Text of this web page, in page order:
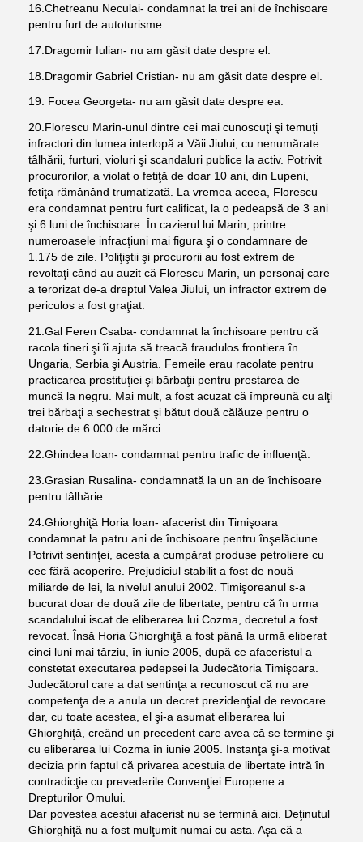
16.Chetreanu Neculai- condamnat la trei ani de închisoare
pentru furt de autoturisme.
17.Dragomir Iulian- nu am găsit date despre el.
18.Dragomir Gabriel Cristian- nu am găsit date despre el.
19. Focea Georgeta- nu am găsit date despre ea.
20.Florescu Marin-unul dintre cei mai cunoscuţi şi temuţi
infractori din lumea interlopă a Văii Jiului, cu nenumărate
tâlhării, furturi, violuri şi scandaluri publice la activ. Potrivit
procurorilor, a violat o fetiţă de doar 10 ani, din Lupeni,
fetiţa rămânând trumatizată. La vremea aceea, Florescu
era condamnat pentru furt calificat, la o pedeapsă de 3 ani
şi 6 luni de închisoare. În cazierul lui Marin, printre
numeroasele infracţiuni mai figura şi o condamnare de
1.175 de zile. Poliţiştii şi procurorii au fost extrem de
revoltaţi când au auzit că Florescu Marin, un personaj care
a terorizat de-a dreptul Valea Jiului, un infractor extrem de
periculos a fost graţiat.
21.Gal Feren Csaba- condamnat la închisoare pentru că
racola tineri şi îi ajuta să treacă fraudulos frontiera în
Ungaria, Serbia şi Austria. Femeile erau racolate pentru
practicarea prostituţiei şi bărbaţii pentru prestarea de
muncă la negru. Mai mult, a fost acuzat că împreună cu alţi
trei bărbaţi a sechestrat şi bătut două călăuze pentru o
datorie de 6.000 de mărci.
22.Ghindea Ioan- condamnat pentru trafic de influenţă.
23.Grasian Rusalina- condamnată la un an de închisoare
pentru tâlhărie.
24.Ghiorghiţă Horia Ioan- afacerist din Timişoara
condamnat la patru ani de închisoare pentru înşelăciune.
Potrivit sentinţei, acesta a cumpărat produse petroliere cu
cec fără acoperire. Prejudiciul stabilit a fost de nouă
miliarde de lei, la nivelul anului 2002. Timişoreanul s-a
bucurat doar de două zile de libertate, pentru că în urma
scandalului iscat de eliberarea lui Cozma, decretul a fost
revocat. Însă Horia Ghiorghiţă a fost până la urmă eliberat
cinci luni mai târziu, în iunie 2005, după ce afaceristul a
constetat executarea pedepsei la Judecătoria Timişoara.
Judecătorul care a dat sentinţa a recunoscut că nu are
competenţa de a anula un decret prezidenţial de revocare
dar, cu toate acestea, el şi-a asumat eliberarea lui
Ghiorghiţă, creând un precedent care avea că se termine şi
cu eliberarea lui Cozma în iunie 2005. Instanţa şi-a motivat
decizia prin faptul că privarea acestuia de libertate intră în
contradicţie cu prevederile Convenţiei Europene a
Drepturilor Omului.
Dar povestea acestui afacerist nu se termină aici. Deţinutul
Ghiorghiţă nu a fost mulţumit numai cu asta. Aşa că a